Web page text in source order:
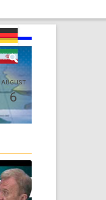
AUGUST
6